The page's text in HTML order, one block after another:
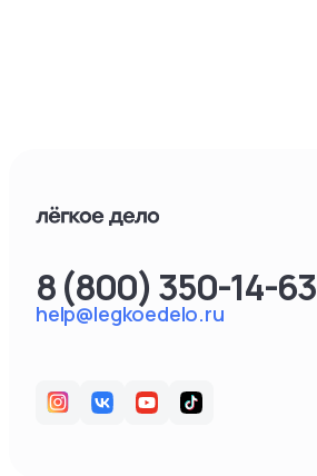
help@legkoedelo.ru
8 (800) 350-14-63